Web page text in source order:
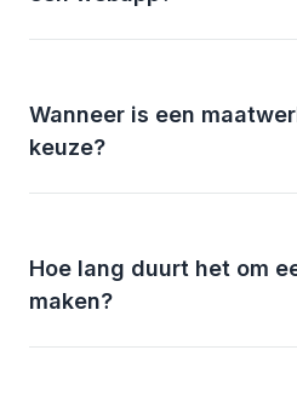
Wanneer is een
keuze?
Hoe lang duurt het om
maken?